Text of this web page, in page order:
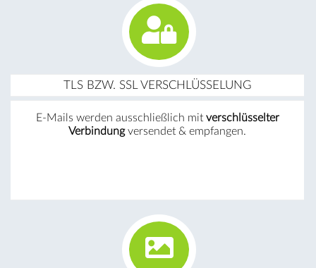
TLS BZW. SSL VERSCHLÜSSELUNG
E-Mails werden ausschließlich mit verschlüsselter
Verbindungversendet & empfangen.